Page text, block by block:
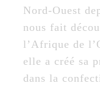
Nord-Ouest
nous fait
l’Afrique de
elle a créé sa
dans la